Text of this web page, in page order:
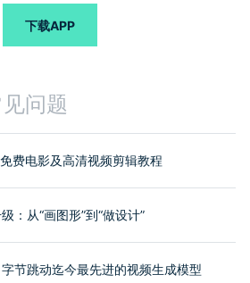
下载APP
问题
费电影及高清视频剪辑教程
：从“画图形”到“做设计”
节跳动迄今最先进的视频生成模型